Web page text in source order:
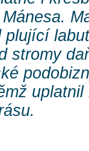
plující
stromy